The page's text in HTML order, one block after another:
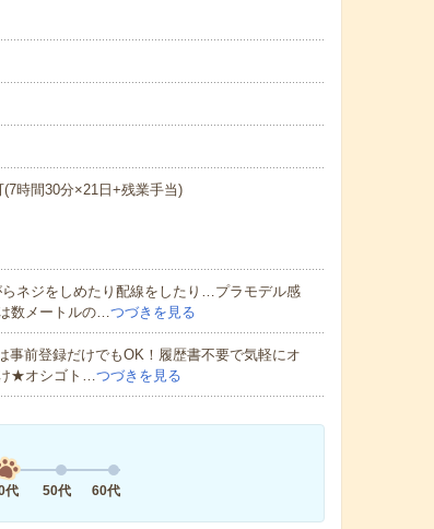
時間30分×21日+残業手当)
ネジをしめたり配線をしたり…プラモデル感
数メートルの…つづきを見る
前登録だけでもOK！履歴書不要で気軽にオ
★オシゴト…つづきを見る
代 50代 60代